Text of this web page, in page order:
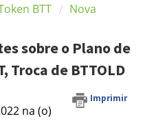
BTT
Nova
sobre o Plano de
Troca de BTTOLD
Imprimir
na (o)